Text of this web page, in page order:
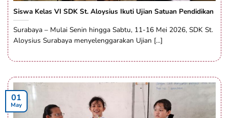
Siswa Kelas VI SDK St. Aloysius Ikuti Ujian Satuan Pendidikan
Surabaya – Mulai Senin hingga Sabtu, 11-16 Mei 2026, SDK St.
Aloysius Surabaya menyelenggarakan Ujian [...]
01
May